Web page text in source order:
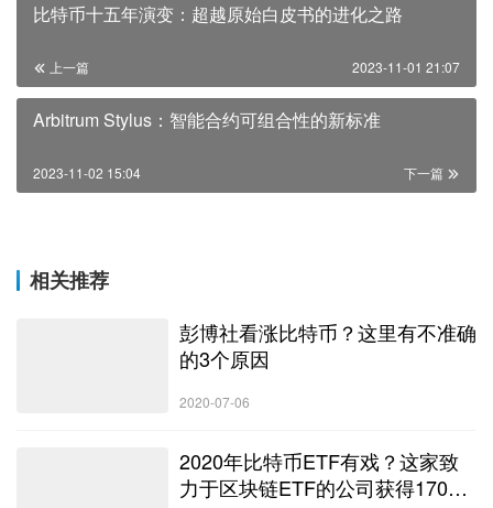
比特币十五年演变：超越原始白皮书的进化之路
上一篇 2023-11-01 21:07
Arbitrum Stylus：智能合约可组合性的新标准
下一篇
2023-11-02 15:04
相关推荐
彭博社看涨比特币？这里有不准确
的3个原因
2020-07-06
2020年比特币ETF有戏？这家致
力于区块链ETF的公司获得1700